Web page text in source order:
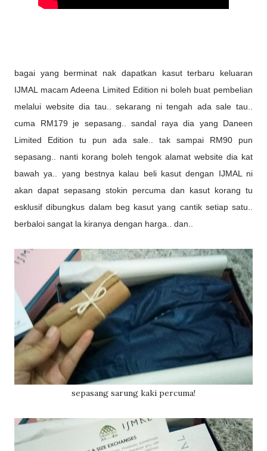
bagai yang berminat nak dapatkan kasut terbaru keluaran
IJMAL macam Adeena Limited Edition ni boleh buat pembelian
melalui website dia tau.. sekarang ni tengah ada sale tau..
cuma RM179 je sepasang.. sandal raya dia yang Daneen
Limited Edition tu pun ada sale.. tak sampai RM90 pun
sepasang.. nanti korang boleh tengok alamat website dia kat
bawah ya.. yang bestnya kalau beli kasut dengan IJMAL ni
akan dapat sepasang stokin percuma dan kasut korang tu
esklusif dibungkus dalam beg kasut yang cantik setiap satu..
berbaloi sangat la kiranya dengan harga.. dan..
sepasang sarung kaki percuma!